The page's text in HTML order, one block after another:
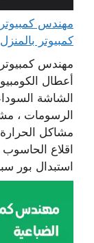
كمبيوتر بالمنزل
مهندس
أعطال
الشاشة
الرسومات ،
مشاكل
اقلاع
استبدال بور